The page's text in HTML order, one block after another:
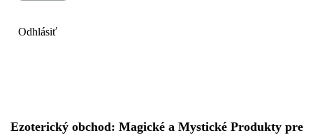
Odhlásiť
Ezoterický obchod: Magické a Mystické Produkty pre